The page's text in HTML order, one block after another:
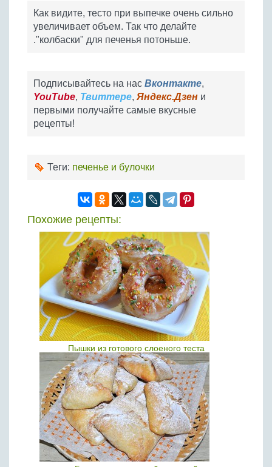
Как видите, тесто при выпечке очень сильно
увеличивает объем. Так что делайте
."колбаски" для печенья потоньше.
Подписывайтесь на нас Вконтакте,
YouTube, Твиттере, Яндекс.Дзен и
первыми получайте самые вкусные
рецепты!
Теги: печенье и булочки
Похожие рецепты:
Пышки из готового слоеного теста